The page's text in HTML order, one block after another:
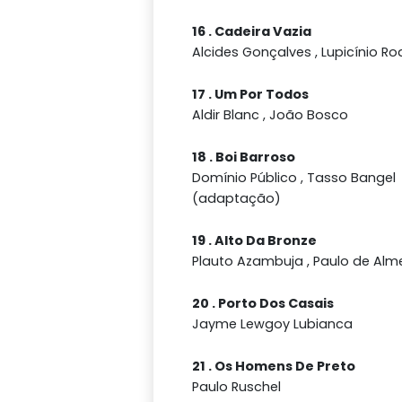
16 . Cadeira Vazia
Alcides Gonçalves , Lupicínio
17 . Um Por Todos
Aldir Blanc , João Bosco
18 . Boi Barroso
Domínio Público , Tasso Bangel
(adaptação)
19 . Alto Da Bronze
Plauto Azambuja , Paulo de
20 . Porto Dos Casais
Jayme Lewgoy Lubianca
21 . Os Homens De Preto
Paulo Ruschel